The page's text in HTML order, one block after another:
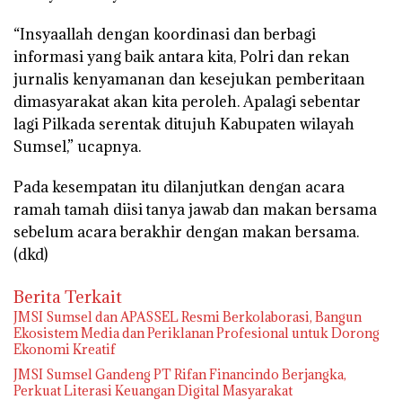
“Insyaallah dengan koordinasi dan berbagi
informasi yang baik antara kita, Polri dan rekan
jurnalis kenyamanan dan kesejukan pemberitaan
dimasyarakat akan kita peroleh. Apalagi sebentar
lagi Pilkada serentak ditujuh Kabupaten wilayah
Sumsel,” ucapnya.
Pada kesempatan itu dilanjutkan dengan acara
ramah tamah diisi tanya jawab dan makan bersama
sebelum acara berakhir dengan makan bersama.
(dkd)
Berita Terkait
JMSI Sumsel dan APASSEL Resmi Berkolaborasi, Bangun
Ekosistem Media dan Periklanan Profesional untuk Dorong
Ekonomi Kreatif
JMSI Sumsel Gandeng PT Rifan Financindo Berjangka,
Perkuat Literasi Keuangan Digital Masyarakat